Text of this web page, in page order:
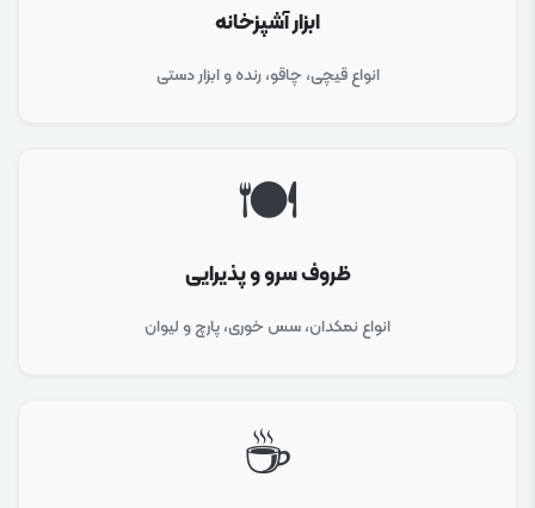
ابزار آشپزخانه
انواع قیچی، چاقو، رنده و ابزار دستی
🍽️
ظروف سرو و پذیرایی
انواع نمکدان، سس خوری، پارچ و لیوان
☕